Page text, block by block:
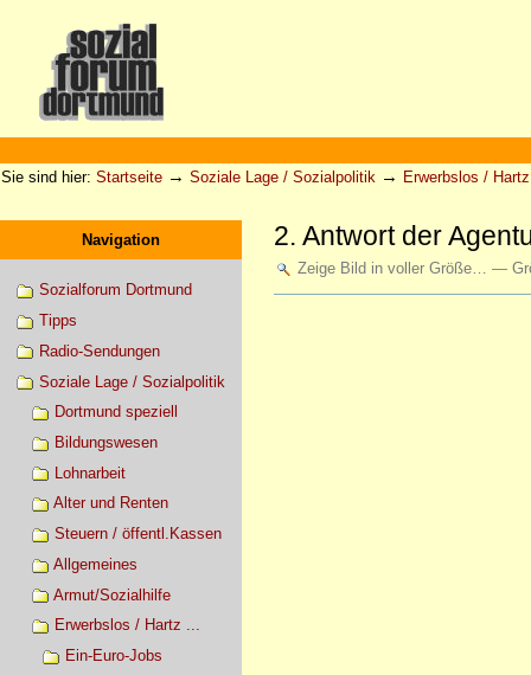
Werkzeuge
Sie sind hier: Startseite → Soziale Lage / Sozialpolitik → Erwerbslos /
Navigation
Sozialforum Dortmund
Tipps
Radio-Sendungen
Soziale Lage / Sozialpolitik
Dortmund speziell
Bildungswesen
Lohnarbeit
Alter und Renten
Steuern / öffentl.Kassen
Allgemeines
Armut/Sozialhilfe
Erwerbslos / Hartz ...
Ein-Euro-Jobs
2. Antwort der
Zeige Bild in voller Größe… —